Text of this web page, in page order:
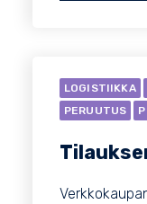
LOGISTIIKKA
PERUUTUS